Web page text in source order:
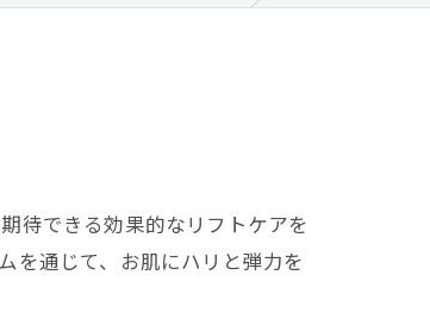
待できる効果的なリフトケアを
を通じて、お肌にハリと弾力を